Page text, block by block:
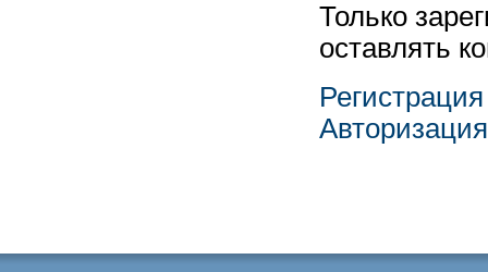
Только
оставлять
Регистрация
Авторизация